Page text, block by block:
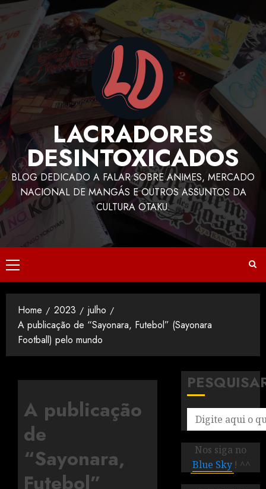
LACRADORES
DESINTOXICADOS
BLOG DEDICADO A FALAR SOBRE ANIMES, MERCADO
NACIONAL DE MANGÁS E OUTROS ASSUNTOS DA
CULTURA OTAKU.
Home 2023
julho
A publicação de “Sayonara, Futebol” (Sayonara
Football) pelo mundo
A publicação
de
“Sayonara,
Futebol”
Nos siga no
Blue Sky ! ^^